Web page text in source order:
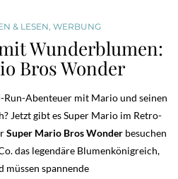
& LESEN, WERBUNG
Wunderblumen:
Bros Wonder
Run-Abenteuer mit Mario und seinen
Jetzt gibt es Super Mario im Retro-
Super Mario Bros Wonder besuchen
das legendäre Blumenkönigreich,
müssen spannende